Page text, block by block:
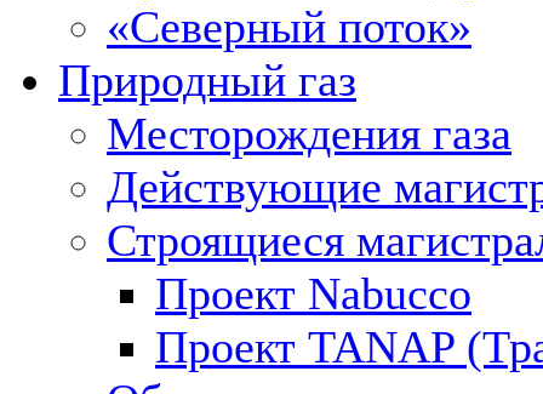
«Северный поток»
Природный газ
Месторождения газа
Действующие
Строящиеся
Проект Nabucco
Проект TANAP